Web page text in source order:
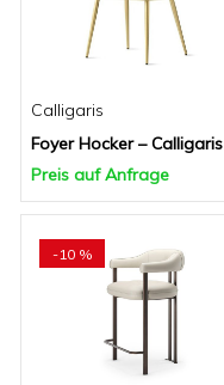
Calligaris
Foyer Hocker – Calligaris
Preis auf Anfrage
-10 %